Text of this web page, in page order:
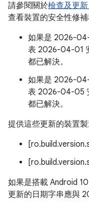
請參閱關於檢查及更
查看裝置的安全性修補
如果是 2026-
表 2026-04-01
都已解決。
如果是 2026-
表 2026-04-05
都已解決。
提供這些更新的裝置
如果是搭載 Android
更新的日期字串應與